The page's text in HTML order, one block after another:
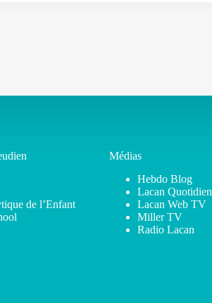
de l’Enfant
Médias
Hebdo Blog
Lacan Quotidien
Lacan Web TV
Miller TV
Radio Lacan